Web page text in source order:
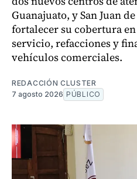
Guanajuato, y San Juan
fortalecer su cobertura
servicio, refacciones y
vehículos comerciales.
REDACCIÓN CLUSTER
7 agosto 2026 PÚBLICO